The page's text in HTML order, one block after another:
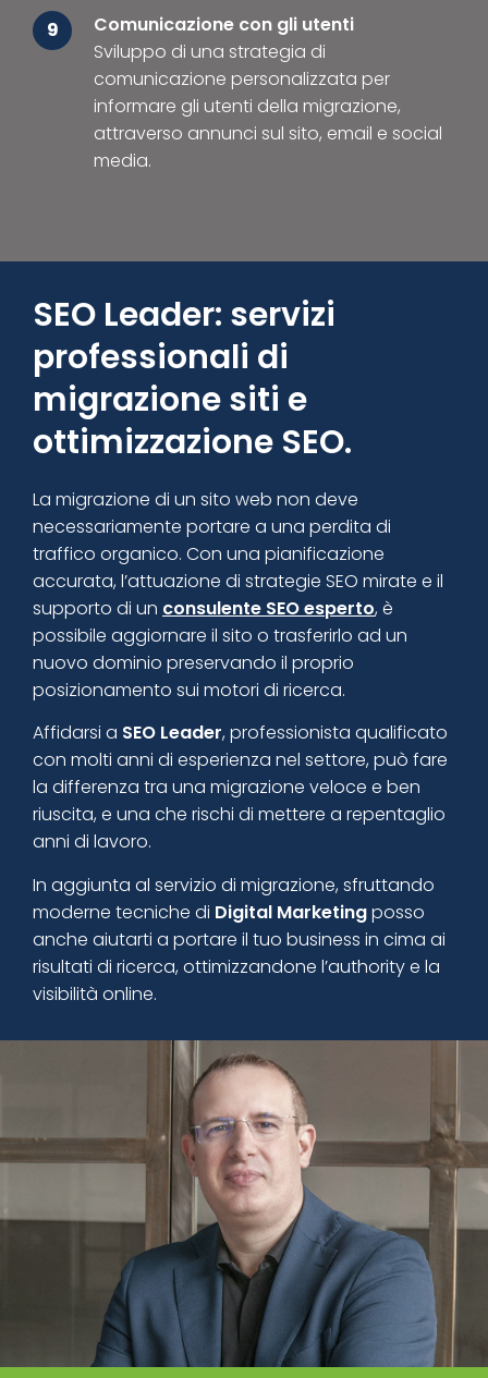
9
Comunicazione con gli utenti
Sviluppo di una strategia di
comunicazione personalizzata per
informare gli utenti della migrazione,
attraverso annunci sul sito, email e social
media.
SEO Leader: servizi
professionali di
migrazione siti e
ottimizzazione SEO.
La migrazione di un sito web non deve
necessariamente portare a una perdita di
traffico organico. Con una pianificazione
accurata, l’attuazione di strategie SEO mirate e il
supporto di un consulente SEO esperto, è
possibile aggiornare il sito o trasferirlo ad un
nuovo dominio preservando il proprio
posizionamento sui motori di ricerca.
Affidarsi a SEO Leader, professionista qualificato
con molti anni di esperienza nel settore, può fare
la differenza tra una migrazione veloce e ben
riuscita, e una che rischi di mettere a repentaglio
anni di lavoro.
In aggiunta al servizio di migrazione, sfruttando
moderne tecniche di Digital Marketingposso
anche aiutarti a portare il tuo business in cima ai
risultati di ricerca, ottimizzandone l’authority e la
visibilità online.